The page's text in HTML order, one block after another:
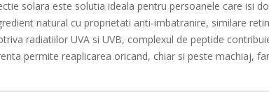
solara este solutia ideala pentru persoanele care isi
natural cu proprietati anti-imbatranire, similare
radiatiilor UVA si UVB, complexul de peptide
permite reaplicarea oricand, chiar si peste machiaj,